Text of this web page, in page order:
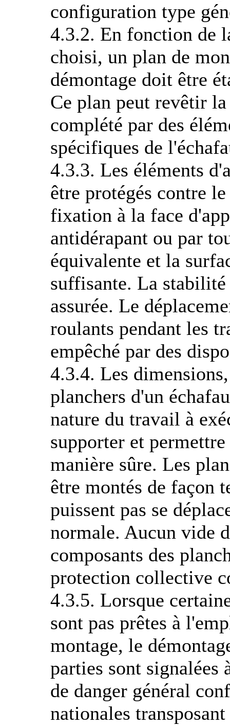
configuration type
4.3.2. En fonction de
choisi, un plan de
démontage doit être
Ce plan peut revêtir
complété par des
spécifiques de
4.3.3. Les éléments
être protégés contre
fixation à la face
antidérapant ou par
équivalente et la
suffisante. La
assurée. Le
roulants pendant les
empêché par des
4.3.4. Les
planchers d'un
nature du travail à
supporter et
manière sûre. Les
être montés de façon
puissent pas se
normale. Aucun vide
composants des
protection collective
4.3.5. Lorsque
sont pas prêtes à
montage, le
parties sont signalées
de danger général
nationales